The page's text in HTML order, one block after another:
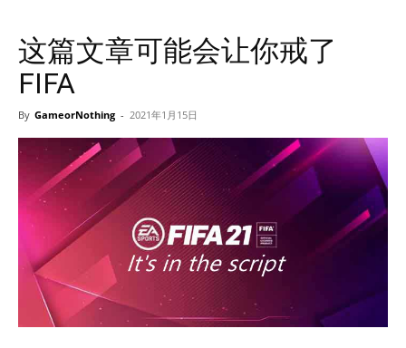
这篇文章可能会让你戒了
FIFA
By GameorNothing - 2021年1月15日